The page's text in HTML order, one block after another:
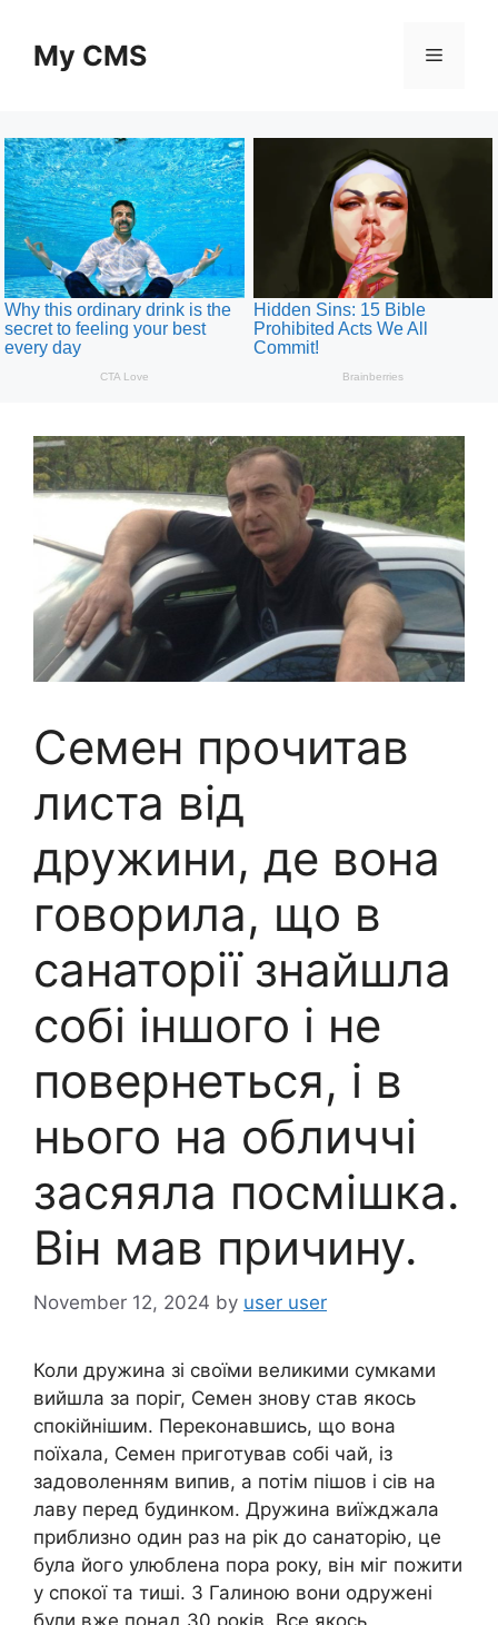
contentMy CMS Menu
Семен прочитав
листа від
дружини, де вона
говорила, що в
санаторії знайшла
собі іншого і не
повернеться, і в
нього на обличчі
засяяла посмішка.
Він мав причину.
November 12, 2024 by user user
Коли дружина зі своїми великими сумками
вийшла за поріг, Семен знову став якось
спокійнішим. Переконавшись, що вона
поїхала, Семен приготував собі чай, із
задоволенням випив, а потім пішов і сів на
лаву перед будинком. Дружина виїжджала
приблизно один раз на рік до санаторію, це
була його улюблена пора року, він міг пожити
у спокої та тиші. З Галиною вони одружені
були вже понад 30 років. Все якось